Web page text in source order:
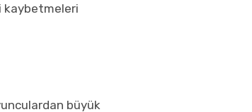
kaybetmeleri
büyük